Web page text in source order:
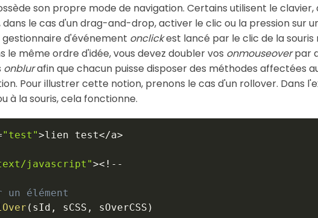
son propre mode de navigation. Certains utilisent le clavier,
dans le cas d'un drag-and-drop, activer le clic ou la pression sur
d'événement onclickest lancé par le clic de la souris
le même ordre d'idée, vous devez doubler vos onmouseoverpar
onblurafin que chacun puisse disposer des méthodes affectées
Pour illustrer cette notion, prenons le cas d'un rollover. Dans
à la souris, cela fonctionne.
"test">lien test</a>
javascript">< ! --
élément
( sId , sCSS , sOverCSS )